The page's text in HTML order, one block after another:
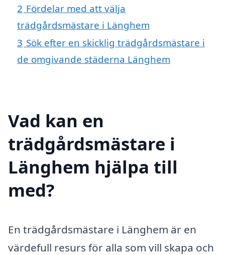
2 Fördelar med att välja
trädgårdsmästare i Länghem
3 Sök efter en skicklig trädgårdsmästare i
de omgivande städerna Länghem
Vad kan en
trädgårdsmästare i
Länghem hjälpa till
med?
En trädgårdsmästare i Länghem är en
värdefull resurs för alla som vill skapa och